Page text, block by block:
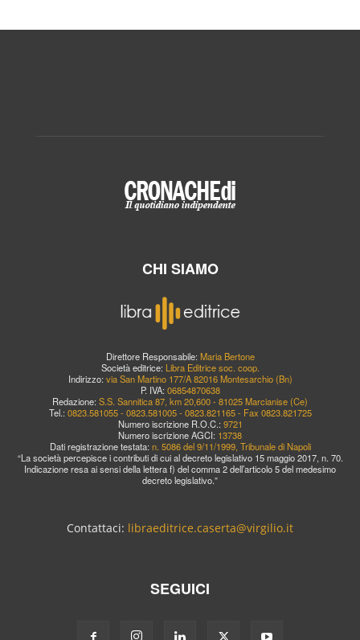
CHI SIAMO
Direttore Responsabile: Maria Bertone
Società editrice: Libra Editrice soc. coop.
Indirizzo: via San Martino 177/A 82016 Montesarchio (Bn)
P. IVA: 06854870638
Redazione: S.S. Sannitica 87, km 20,600 - 81025 Marcianise (Ce)
Tel.: 0823.581055 - 0823.581005 - 0823.821165 - Fax 0823.821725
Numero iscrizione R.O.C.: 9721
Numero iscrizione AGCI: 13738
Dati registrazione testata: n. 5086 del 9/11/1999, Tribunale di Napoli
“La società percepisce i contributi di cui al decreto legislativo 15 maggio 2017, n. 70.
Indicazione resa ai sensi della lettera f) del comma 2 dell’articolo 5 del medesimo
decreto legislativo.”
Contattaci: libraeditrice.caserta@virgilio.it
SEGUICI